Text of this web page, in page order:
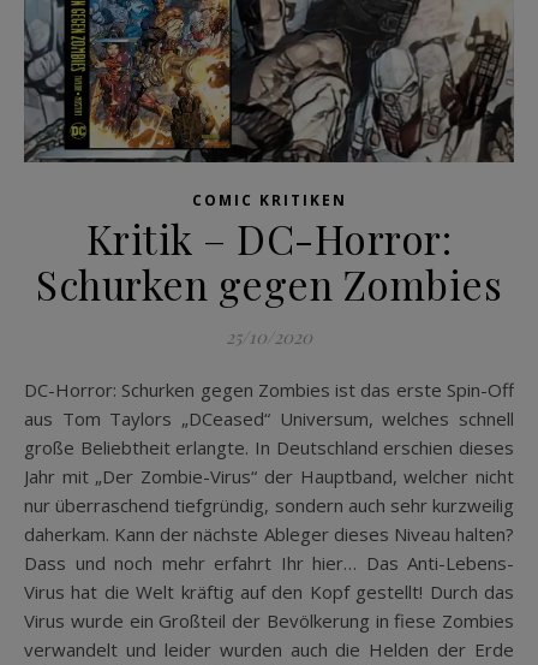
COMIC KRITIKEN
Kritik – DC-Horror:
Schurken gegen Zombies
25/10/2020
DC-Horror: Schurken gegen Zombies ist das erste Spin-Off
aus Tom Taylors „DCeased“ Universum, welches schnell
große Beliebtheit erlangte. In Deutschland erschien dieses
Jahr mit „Der Zombie-Virus“ der Hauptband, welcher nicht
nur überraschend tiefgründig, sondern auch sehr kurzweilig
daherkam. Kann der nächste Ableger dieses Niveau halten?
Dass und noch mehr erfahrt Ihr hier… Das Anti-Lebens-
Virus hat die Welt kräftig auf den Kopf gestellt! Durch das
Virus wurde ein Großteil der Bevölkerung in fiese Zombies
verwandelt und leider wurden auch die Helden der Erde